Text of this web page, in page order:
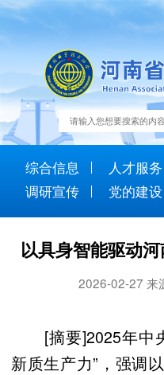
综合信息 人才服务
调研宣传
党的建设
以具身智能驱动
2026-02-27 来
[摘要]2025年中
新质生产力”，强调